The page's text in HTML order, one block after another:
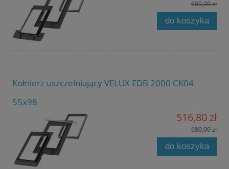
680,00 zł
do koszyka
Kołnierz uszczelniający VELUX EDB 2000 CK04
55x98
516,80 zł
680,00 zł
do koszyka